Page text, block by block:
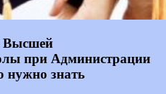
Высшей
при Администрации
нужно знать